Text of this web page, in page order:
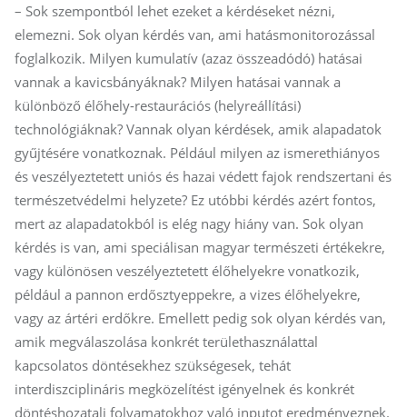
– Sok szempontból lehet ezeket a kérdéseket nézni,
elemezni. Sok olyan kérdés van, ami hatásmonitorozással
foglalkozik. Milyen kumulatív (azaz összeadódó) hatásai
vannak a kavicsbányáknak? Milyen hatásai vannak a
különböző élőhely-restaurációs (helyreállítási)
technológiáknak? Vannak olyan kérdések, amik alapadatok
gyűjtésére vonatkoznak. Például milyen az ismerethiányos
és veszélyeztetett uniós és hazai védett fajok rendszertani és
természetvédelmi helyzete? Ez utóbbi kérdés azért fontos,
mert az alapadatokból is elég nagy hiány van. Sok olyan
kérdés is van, ami speciálisan magyar természeti értékekre,
vagy különösen veszélyeztetett élőhelyekre vonatkozik,
például a pannon erdősztyeppekre, a vizes élőhelyekre,
vagy az ártéri erdőkre. Emellett pedig sok olyan kérdés van,
amik megválaszolása konkrét területhasználattal
kapcsolatos döntésekhez szükségesek, tehát
interdiszciplináris megközelítést igényelnek és konkrét
döntéshozatali folyamatokhoz való inputot eredményeznek.